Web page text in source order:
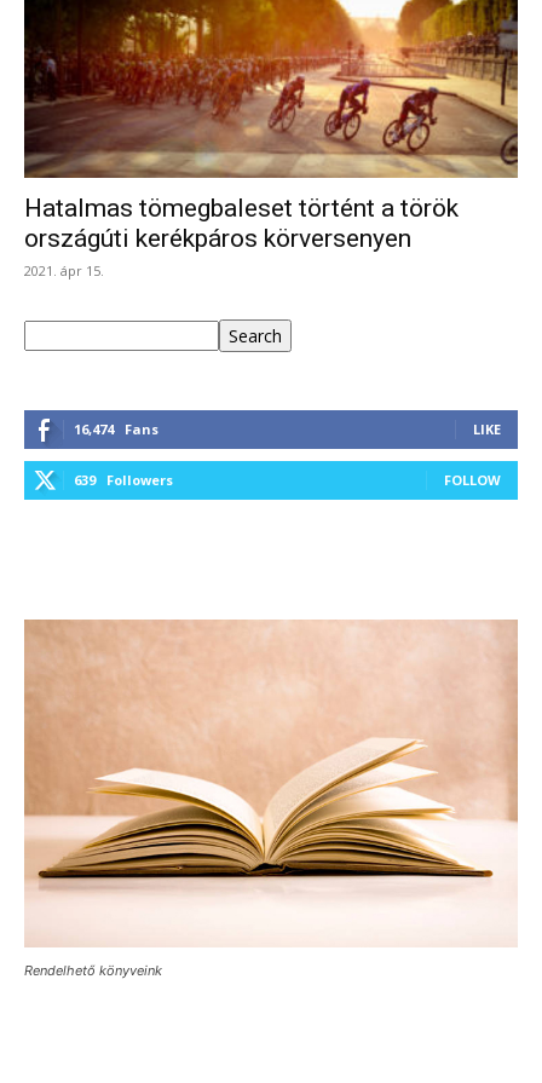
Hatalmas tömegbaleset történt a török
országúti kerékpáros körversenyen
2021. ápr 15.
Search
16,474 Fans LIKE
639 Followers FOLLOW
Rendelhető könyveink